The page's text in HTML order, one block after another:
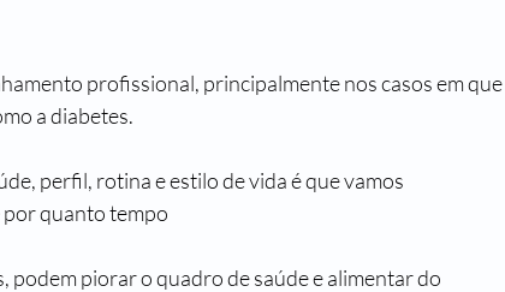
a diabetes.
perfil, rotina e estilo de vida é que vamos
quanto tempo
podem piorar o quadro de saúde e alimentar do